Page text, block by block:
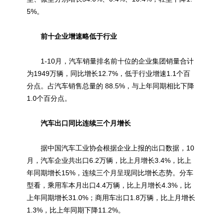
5%。
前十企业增速略低于行业
1-10月，汽车销量排名前十位的企业集团销量合计
为1949万辆，同比增长12.7%，低于行业增速1.1个百
分点。占汽车销售总量的 88.5%，与上年同期相比下降
1.0个百分点。
汽车出口同比连续三个月增长
据中国汽车工业协会根据企业上报的出口数据，10
月，汽车企业共出口6.2万辆，比上月增长3.4%，比上
年同期增长15%，连续三个月呈现同比增长态势。分车
型看，乘用车本月出口4.4万辆，比上月增长4.3%，比
上年同期增长31.0%；商用车出口1.8万辆，比上月增长
1.3%，比上年同期下降11.2%。